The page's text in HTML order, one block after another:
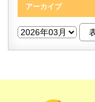
アーカイブ